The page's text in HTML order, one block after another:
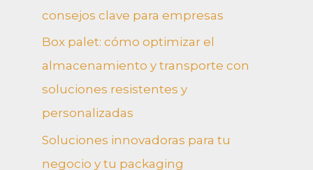
consejos clave para empresas
Box palet: cómo optimizar el
almacenamiento y transporte con
soluciones resistentes y
personalizadas
Soluciones innovadoras para tu
negocio y tu packaging